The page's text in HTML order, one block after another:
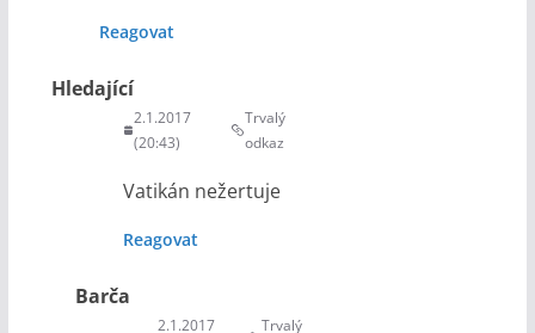
Reagovat
Hledající
2.1.2017
(20:43)
Trvalý
odkaz
Vatikán nežertuje
Reagovat
Barča
2.1.2017
Trvalý